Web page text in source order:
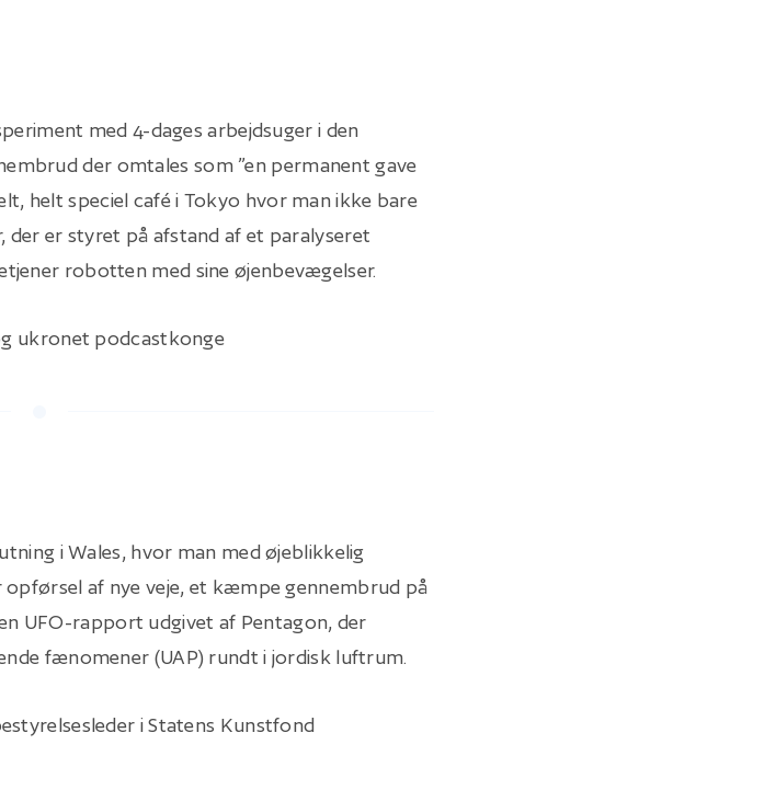
med 4-dages arbejdsuger i den
der omtales som ”en permanent gave
helt speciel café i Tokyo hvor man ikke bare
er styret på afstand af et paralyseret
robotten med sine øjenbevægelser.
ukronet podcastkonge
i Wales, hvor man med øjeblikkelig
af nye veje, et kæmpe gennembrud på
UFO-rapport udgivet af Pentagon, der
fænomener (UAP) rundt i jordisk luftrum.
i Statens Kunstfond